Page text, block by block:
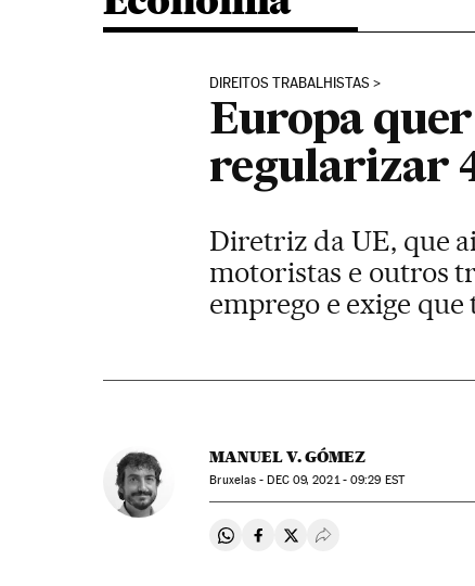
DIREITOS TRABALHISTAS
Europa
regularizar
Diretriz da UE, que
motoristas e outros
emprego e exige
MANUEL V. GÓMEZ
Bruxelas -DEC09, 2021 - 09:29 EST
Compartir en Whatsapp
Compartir en Facebook
Compartir en Twitter
Desplegar Redes